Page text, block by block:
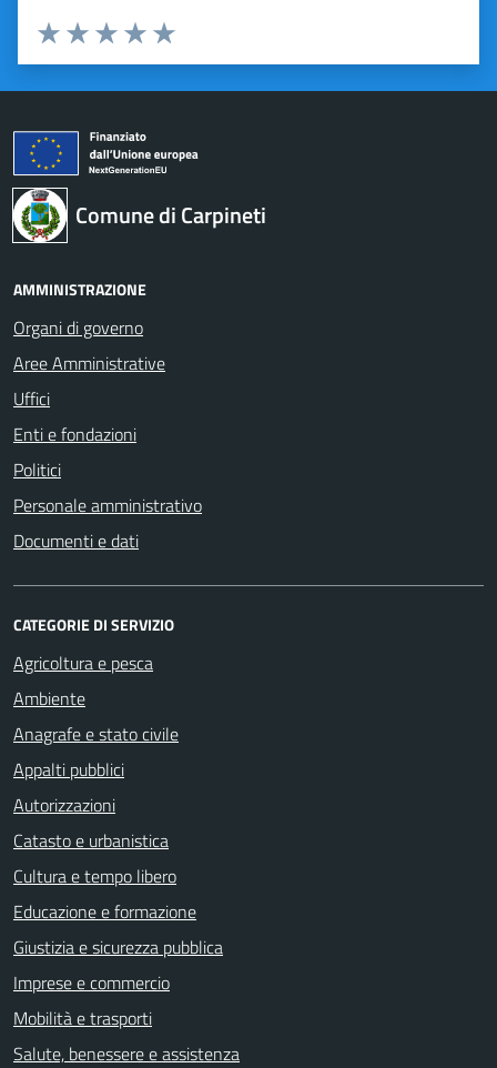
Valuta 5 stelle su 5
Valuta 4 stelle su 5
Valuta 3 stelle su 5
Valuta 2 stelle su 5
Valuta 1 stelle su 5
Comune di Carpineti
AMMINISTRAZIONE
Organi di governo
Aree Amministrative
Uffici
Enti e fondazioni
Politici
Personale amministrativo
Documenti e dati
CATEGORIE DI SERVIZIO
Agricoltura e pesca
Ambiente
Anagrafe e stato civile
Appalti pubblici
Autorizzazioni
Catasto e urbanistica
Cultura e tempo libero
Educazione e formazione
Giustizia e sicurezza pubblica
Imprese e commercio
Mobilità e trasporti
Salute, benessere e assistenza